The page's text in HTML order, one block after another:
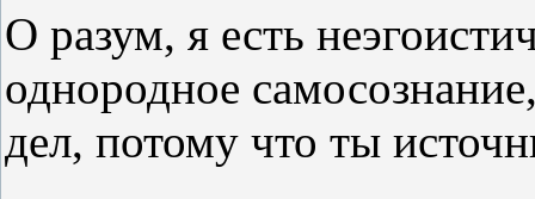
О разум, я есть
однородное
дел, потому что ты